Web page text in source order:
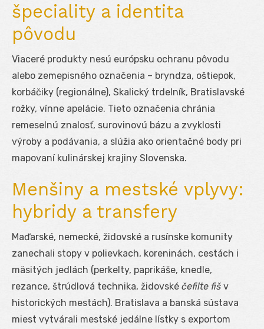
špeciality a identita
pôvodu
Viaceré produkty nesú európsku ochranu pôvodu
alebo zemepisného označenia – bryndza, oštiepok,
korbáčiky (regionálne), Skalický trdelník, Bratislavské
rožky, vínne apelácie. Tieto označenia chránia
remeselnú znalosť, surovinovú bázu a zvyklosti
výroby a podávania, a slúžia ako orientačné body pri
mapovaní kulinárskej krajiny Slovenska.
Menšiny a mestské vplyvy:
hybridy a transfery
Maďarské, nemecké, židovské a rusínske komunity
zanechali stopy v polievkach, koreninách, cestách i
mäsitých jedlách (perkelty, paprikáše, knedle,
rezance, štrúdlová technika, židovské čefilte fiš v
historických mestách). Bratislava a banská sústava
miest vytvárali mestské jedálne lístky s exportom